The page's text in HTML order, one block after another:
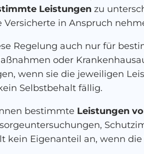
Leistungen zu
Versicherte in Anspruch
Regelung auch nur für
oder
wenn sie die jeweiligen
Selbstbehalt fällig.
bestimmte Leistungen
kein Eigenanteil an, wenn